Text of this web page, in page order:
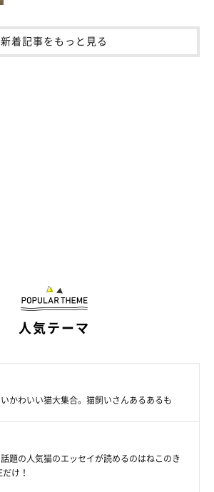
新着記事をもっと見る
人気テーマ
かわいい猫大集合。猫飼いさんあるあるも
題の人気猫のエッセイが読めるのはねこのき
け！